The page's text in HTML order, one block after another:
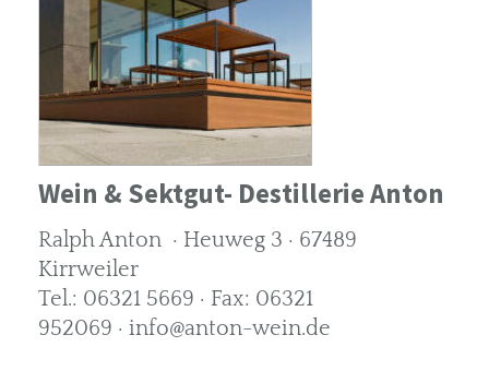
Wein & Sektgut- Destillerie Anton
Ralph Anton · Heuweg 3 · 67489
Kirrweiler
Tel.: 06321 5669 · Fax: 06321
952069 · info@anton-wein.de